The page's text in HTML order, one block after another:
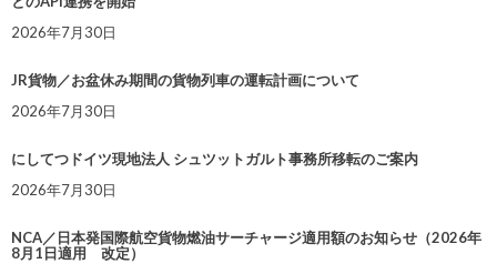
2026年7月30日
JR貨物／お盆休み期間の貨物列車の運転計画について
2026年7月30日
にしてつドイツ現地法人 シュツットガルト事務所移転のご案内
2026年7月30日
NCA／日本発国際航空貨物燃油サーチャージ適用額のお知らせ（2026年
8月1日適用 改定）